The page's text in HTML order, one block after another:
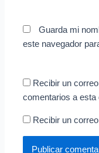
Guarda mi
este navegador
Recibir un
comentarios a esta
Recibir un